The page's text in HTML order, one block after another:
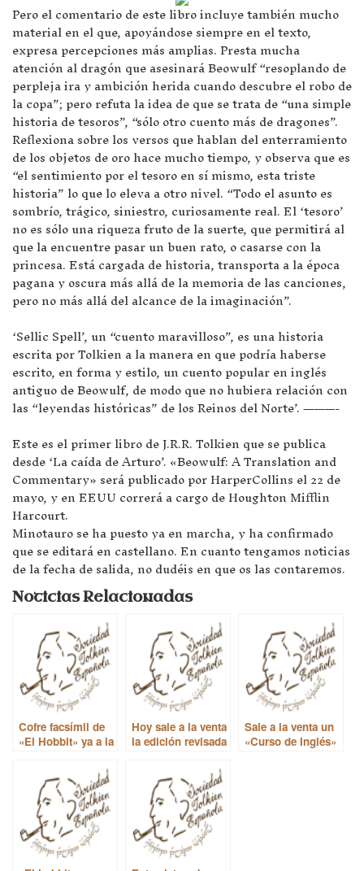
Pero el comentario de este libro incluye también mucho
material en el que, apoyándose siempre en el texto,
expresa percepciones más amplias. Presta mucha
atención al dragón que asesinará Beowulf “resoplando de
perpleja ira y ambición herida cuando descubre el robo de
la copa”; pero refuta la idea de que se trata de “una simple
historia de tesoros”, “sólo otro cuento más de dragones”.
Reflexiona sobre los versos que hablan del enterramiento
de los objetos de oro hace mucho tiempo, y observa que es
“el sentimiento por el tesoro en sí mismo, esta triste
historia” lo que lo eleva a otro nivel. “Todo el asunto es
sombrío, trágico, siniestro, curiosamente real. El ‘tesoro’
no es sólo una riqueza fruto de la suerte, que permitirá al
que la encuentre pasar un buen rato, o casarse con la
princesa. Está cargada de historia, transporta a la época
pagana y oscura más allá de la memoria de las canciones,
pero no más allá del alcance de la imaginación”.
‘Sellic Spell’, un “cuento maravilloso”, es una historia
escrita por Tolkien a la manera en que podría haberse
escrito, en forma y estilo, un cuento popular en inglés
antiguo de Beowulf, de modo que no hubiera relación con
las “leyendas históricas” de los Reinos del Norte’. ———-
Este es el primer libro de J.R.R. Tolkien que se publica
desde ‘La caída de Arturo’. «Beowulf: A Translation and
Commentary» será publicado por HarperCollins el 22 de
mayo, y en EEUU correrá a cargo de Houghton Mifflin
Harcourt.
Minotauro se ha puesto ya en marcha, y ha confirmado
que se editará en castellano. En cuanto tengamos noticias
de la fecha de salida, no dudéis en que os las contaremos.
Noticias Relacionadas
Cofre facsímil de
«El Hobbit» ya a la
Hoy sale a la venta
la edición revisada
Companion and
Guide»
Sale a la venta un
«Curso de Inglés»